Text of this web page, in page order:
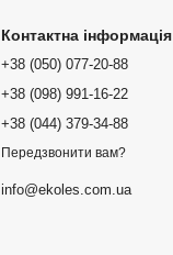
Контактна інформація
+38 (050) 077-20-88
+38 (098) 991-16-22
+38 (044) 379-34-88
Передзвонити вам?
info@ekoles.com.ua